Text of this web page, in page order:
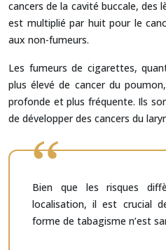
cancers de la cavité buccale, des
est multiplié par huit pour le
aux non-fumeurs.
Les fumeurs de cigarettes,
plus élevé de cancer du
profonde et plus fréquente. Ils
de développer des cancers du
Bien que les risques
localisation, il est crucial
forme de tabagisme n’est